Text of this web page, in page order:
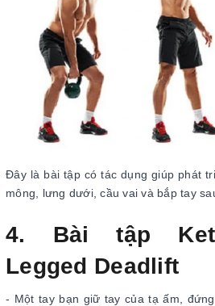
Đây là bài tập có tác dụng giúp phát
mông, lưng dưới, cầu vai và bắp tay
4. Bài tập
Legged Deadlift
- Một tay bạn giữ tay của tạ ấm,